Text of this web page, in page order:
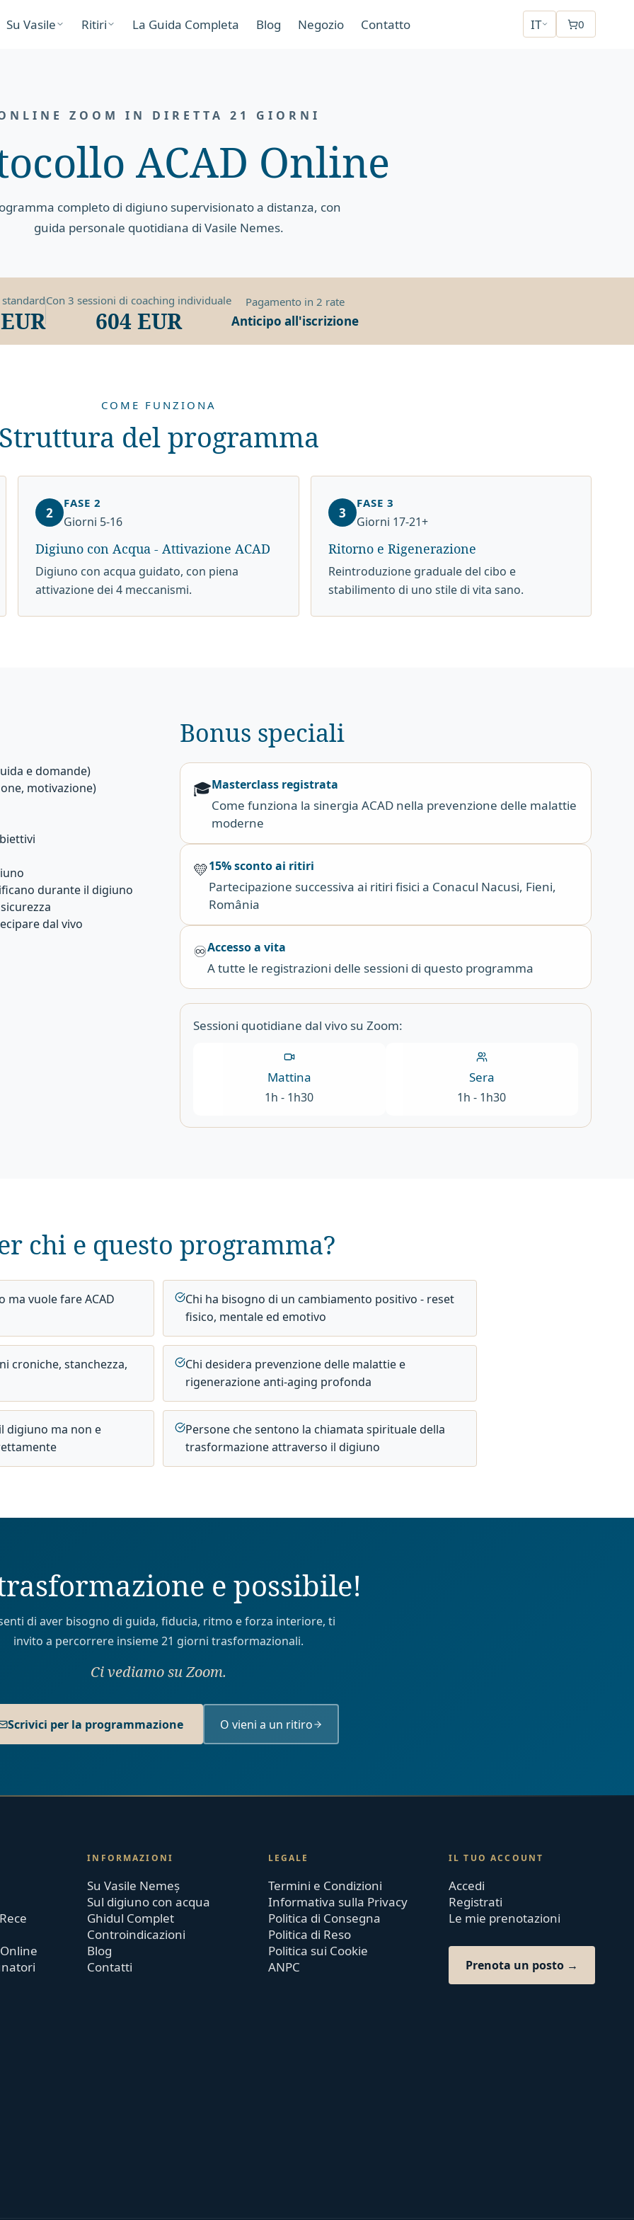
Su Vasile Ritiri La Guida Completa Blog Negozio Contatto IT 0
ZOOM IN DIRETTA 21 GIORNI
ACAD Online
completo di digiuno supervisionato a distanza, con
guida personale quotidiana di Vasile Nemes.
Con 3 sessioni di coaching individuale
604 EUR
Pagamento in 2 rate
Anticipo all'iscrizione
COME FUNZIONA
del programma
2
FASE 2
Giorni 5-16
Digiuno con Acqua - Attivazione ACAD
Digiuno con acqua guidato, con piena
attivazione dei 4 meccanismi.
3
FASE 3
Giorni 17-21+
Ritorno e Rigenerazione
Reintroduzione graduale del cibo e
stabilimento di uno stile di vita sano.
e domande)
motivazione)
durante il digiuno
dal vivo
Bonus speciali
🎓Masterclass registrata
Come funziona la sinergia ACAD nella prevenzione delle malattie
moderne
💛15% sconto ai ritiri
Partecipazione successiva ai ritiri fisici a Conacul Nacusi, Fieni,
România
♾️Accesso a vita
A tutte le registrazioni delle sessioni di questo programma
Sessioni quotidiane dal vivo su Zoom:
Mattina
1h - 1h30
Sera
1h - 1h30
chi e questo programma?
ma vuole fare ACAD
Chi ha bisogno di un cambiamento positivo - reset
fisico, mentale ed emotivo
croniche, stanchezza,
Chi desidera prevenzione delle malattie e
rigenerazione anti-aging profonda
digiuno ma non e
Persone che sentono la chiamata spirituale della
trasformazione attraverso il digiuno
e possibile!
di aver bisogno di guida, fiducia, ritmo e forza interiore, ti
invito a percorrere insieme 21 giorni trasformazionali.
Ci vediamo su Zoom.
Scrivici per la programmazione O vieni a un ritiro
INFORMAZIONI
Su Vasile Nemeș
Sul digiuno con acqua
Ghidul Complet
Controindicazioni
Blog
Contatti
LEGALE
Termini e Condizioni
Informativa sulla Privacy
Politica di Consegna
Politica di Reso
Politica sui Cookie
ANPC
IL TUO ACCOUNT
Accedi
Registrati
Le mie prenotazioni
Prenota un posto →